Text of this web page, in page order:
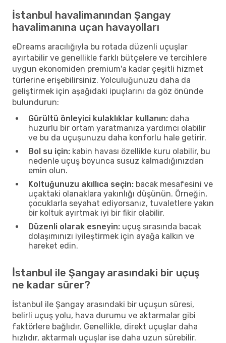
İstanbul havalimanından Şangay
havalimanına uçan havayolları
eDreams aracılığıyla bu rotada düzenli uçuşlar
ayırtabilir ve genellikle farklı bütçelere ve tercihlere
uygun ekonomiden premium'a kadar çeşitli hizmet
türlerine erişebilirsiniz. Yolculuğunuzu daha da
geliştirmek için aşağıdaki ipuçlarını da göz önünde
bulundurun:
Gürültü önleyici kulaklıklar kullanın: daha
huzurlu bir ortam yaratmanıza yardımcı olabilir
ve bu da uçuşunuzu daha konforlu hale getirir.
Bol su için: kabin havası özellikle kuru olabilir, bu
nedenle uçuş boyunca susuz kalmadığınızdan
emin olun.
Koltuğunuzu akıllıca seçin: bacak mesafesini ve
uçaktaki olanaklara yakınlığı düşünün. Örneğin,
çocuklarla seyahat ediyorsanız, tuvaletlere yakın
bir koltuk ayırtmak iyi bir fikir olabilir.
Düzenli olarak esneyin: uçuş sırasında bacak
dolaşımınızı iyileştirmek için ayağa kalkın ve
hareket edin.
İstanbul ile Şangay arasındaki bir uçuş
ne kadar sürer?
İstanbul ile Şangay arasındaki bir uçuşun süresi,
belirli uçuş yolu, hava durumu ve aktarmalar gibi
faktörlere bağlıdır. Genellikle, direkt uçuşlar daha
hızlıdır, aktarmalı uçuşlar ise daha uzun sürebilir.